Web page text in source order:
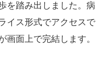
を踏み出しました。病
イス形式でアクセスで
画面上で完結します。